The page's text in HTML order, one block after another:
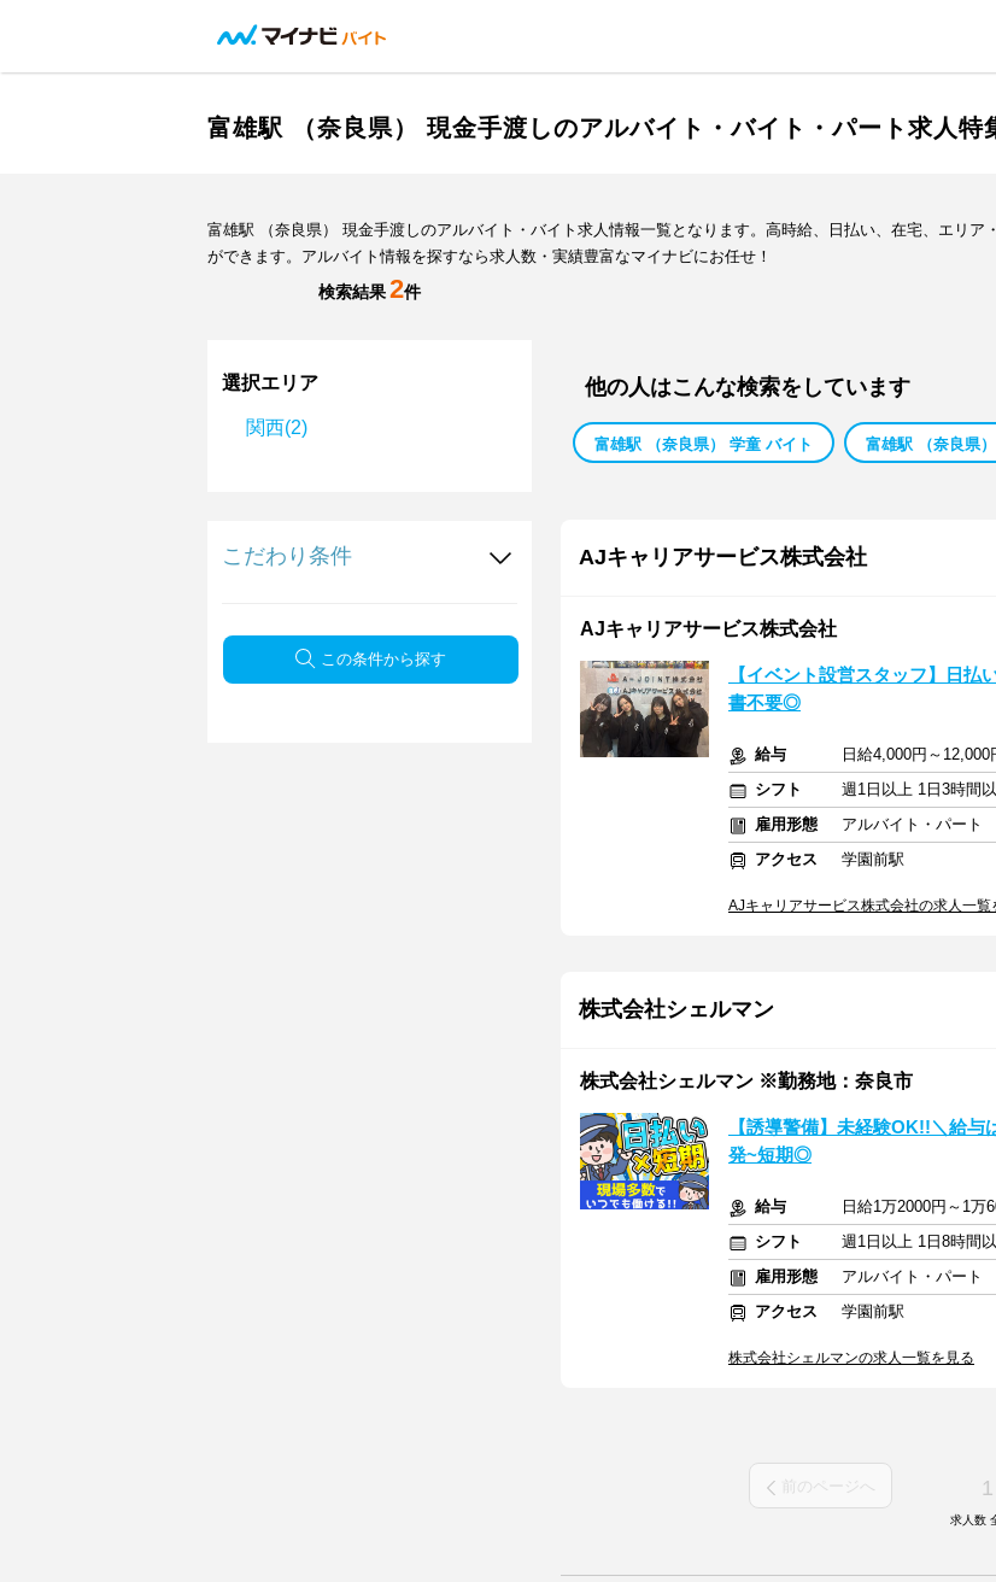
富雄駅 （奈良県） 現金手渡しのアルバイト・バイト・パート求人特
富雄駅 （奈良県） 現金手渡しのアルバイト・バイト求人情報一覧となります。高時給、日払い、在宅、エリ
ができます。アルバイト情報を探すなら求人数・実績豊富なマイナビにお任せ！
検索結果2件
選択エリア
関西(2)
こだわり条件
この条件から探す
他の人はこんな検索をしています
富雄駅 （奈良県） 学童 バイト 富雄駅 （奈良県
AJキャリアサービス株式会社
AJキャリアサービス株式会社
【イベント設営スタッフ】日
書不要◎
給与
日給4,000円～12,000
シフト
週1日以上 1日3時間
雇用形態
アルバイト・パート
アクセス
学園前駅
AJキャリアサービス株式会社の求人一覧
株式会社シェルマン
株式会社シェルマン ※勤務地：奈良市
【誘導警備】未経験OK!!＼給
発~短期◎
給与
日給1万2000円～1
シフト
週1日以上 1日8時間
雇用形態
アルバイト・パート
アクセス
学園前駅
株式会社シェルマンの求人一覧を見る
前のページへ 1
求人数